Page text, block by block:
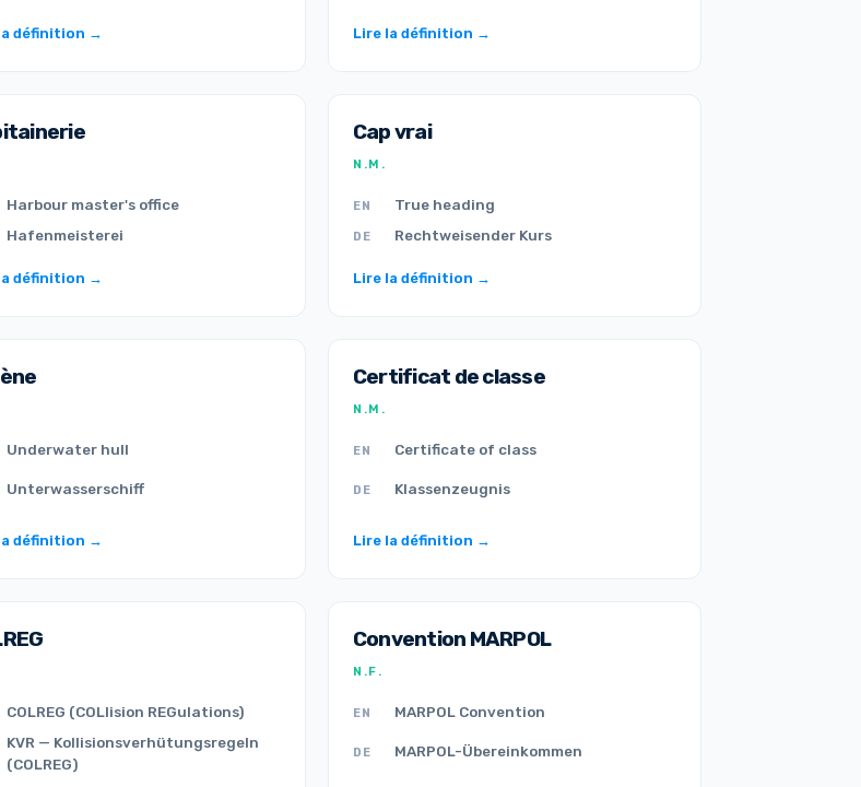
définition → Lire la définition →
Harbour master's office
Hafenmeisterei
définition →
Cap vrai
N.M.
EN True heading
DE Rechtweisender Kurs
Lire la définition →
Underwater hull
Unterwasserschiff
définition →
Certificat de classe
N.M.
EN Certificate of class
DE Klassenzeugnis
Lire la définition →
COLREG (COLlision REGulations)
KVR — Kollisionsverhütungsregeln
(COLREG)
Convention MARPOL
N.F.
EN MARPOL Convention
DE MARPOL-Übereinkommen